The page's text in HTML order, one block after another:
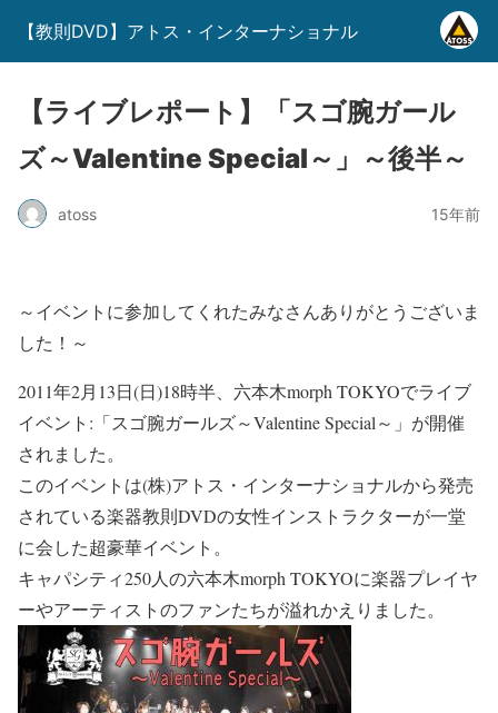
【教則DVD】アトス・インターナショナル
【ライブレポート】「スゴ腕ガール
ズ～Valentine Special～」～後半～
atoss 15年前
～イベントに参加してくれたみなさんありがとうございま
した！～
2011年2月13日(日)18時半、六本木morph TOKYOでライブ
イベント:「スゴ腕ガールズ～Valentine Special～」が開催
されました。
このイベントは(株)アトス・インターナショナルから発売
されている楽器教則DVDの女性インストラクターが一堂
に会した超豪華イベント。
キャパシティ250人の六本木morph TOKYOに楽器プレイヤ
ーやアーティストのファンたちが溢れかえりました。